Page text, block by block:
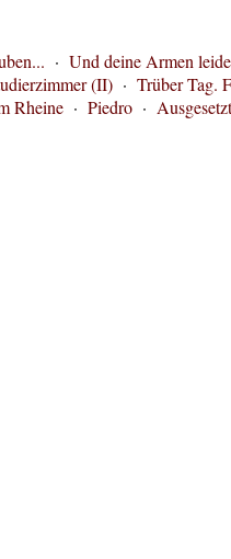
· Und deine Armen
(II) · Trüber Tag.
Rheine · Piedro ·